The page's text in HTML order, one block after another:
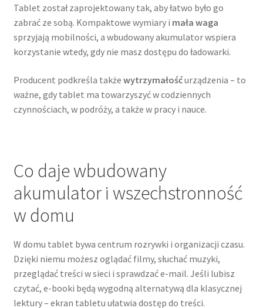
Tablet został zaprojektowany tak, aby łatwo było go
zabrać ze sobą. Kompaktowe wymiary i mała waga
sprzyjają mobilności, a wbudowany akumulator wspiera
korzystanie wtedy, gdy nie masz dostępu do ładowarki.
Producent podkreśla także wytrzymałośćurządzenia – to
ważne, gdy tablet ma towarzyszyć w codziennych
czynnościach, w podróży, a także w pracy i nauce.
Co daje wbudowany
akumulator i wszechstronność
w domu
W domu tablet bywa centrum rozrywki i organizacji czasu.
Dzięki niemu możesz oglądać filmy, słuchać muzyki,
przeglądać treści w sieci i sprawdzać e-mail. Jeśli lubisz
czytać, e-booki będą wygodną alternatywą dla klasycznej
lektury – ekran tabletu ułatwia dostęp do treści.